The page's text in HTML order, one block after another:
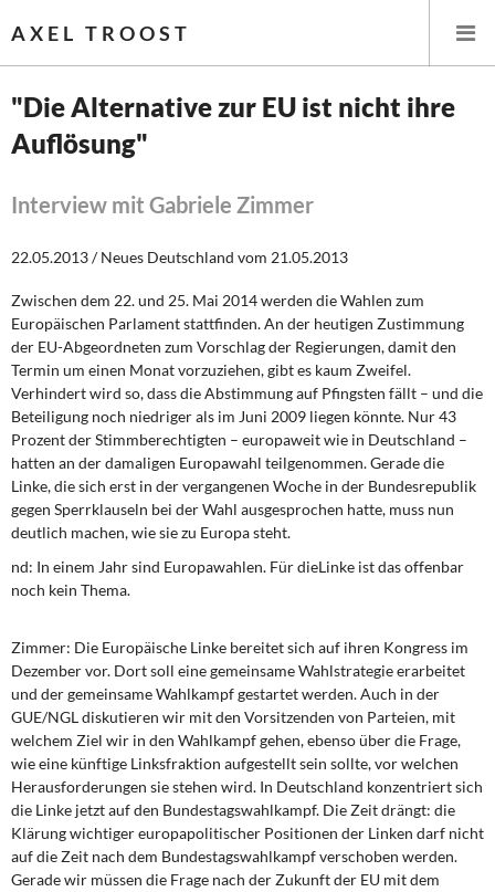
AXEL TROOST
Startseite
Themen
Leitlinien linker Wirtschafts- und Finanzpolitik
Wirtschaftspolitik
Steuer- und Finanzpolitik
Öffentliche Infrastruktur und Daseinsvorsorge
Eurokrise und Griechenland
DIE LINKE
Weitere Themen
Institut Solidarische Moderne
Rosa-Luxemburg-Stiftung
Über mich
Kontakt
"Die Alternative zur EU ist nicht ihre
Auflösung"
Interview mit Gabriele Zimmer
22.05.2013 / Neues Deutschland vom 21.05.2013
Zwischen dem 22. und 25. Mai 2014 werden die Wahlen zum
Europäischen Parlament stattfinden. An der heutigen Zustimmung
der EU-Abgeordneten zum Vorschlag der Regierungen, damit den
Termin um einen Monat vorzuziehen, gibt es kaum Zweifel.
Verhindert wird so, dass die Abstimmung auf Pfingsten fällt – und die
Beteiligung noch niedriger als im Juni 2009 liegen könnte. Nur 43
Prozent der Stimmberechtigten – europaweit wie in Deutschland –
hatten an der damaligen Europawahl teilgenommen. Gerade die
Linke, die sich erst in der vergangenen Woche in der Bundesrepublik
gegen Sperrklauseln bei der Wahl ausgesprochen hatte, muss nun
deutlich machen, wie sie zu Europa steht.
nd: In einem Jahr sind Europawahlen. Für dieLinke ist das offenbar
noch kein Thema.
Zimmer: Die Europäische Linke bereitet sich auf ihren Kongress im
Dezember vor. Dort soll eine gemeinsame Wahlstrategie erarbeitet
und der gemeinsame Wahlkampf gestartet werden. Auch in der
GUE/NGL diskutieren wir mit den Vorsitzenden von Parteien, mit
welchem Ziel wir in den Wahlkampf gehen, ebenso über die Frage,
wie eine künftige Linksfraktion aufgestellt sein sollte, vor welchen
Herausforderungen sie stehen wird. In Deutschland konzentriert sich
die Linke jetzt auf den Bundestagswahlkampf. Die Zeit drängt: die
Klärung wichtiger europapolitischer Positionen der Linken darf nicht
auf die Zeit nach dem Bundestagswahlkampf verschoben werden.
Gerade wir müssen die Frage nach der Zukunft der EU mit dem